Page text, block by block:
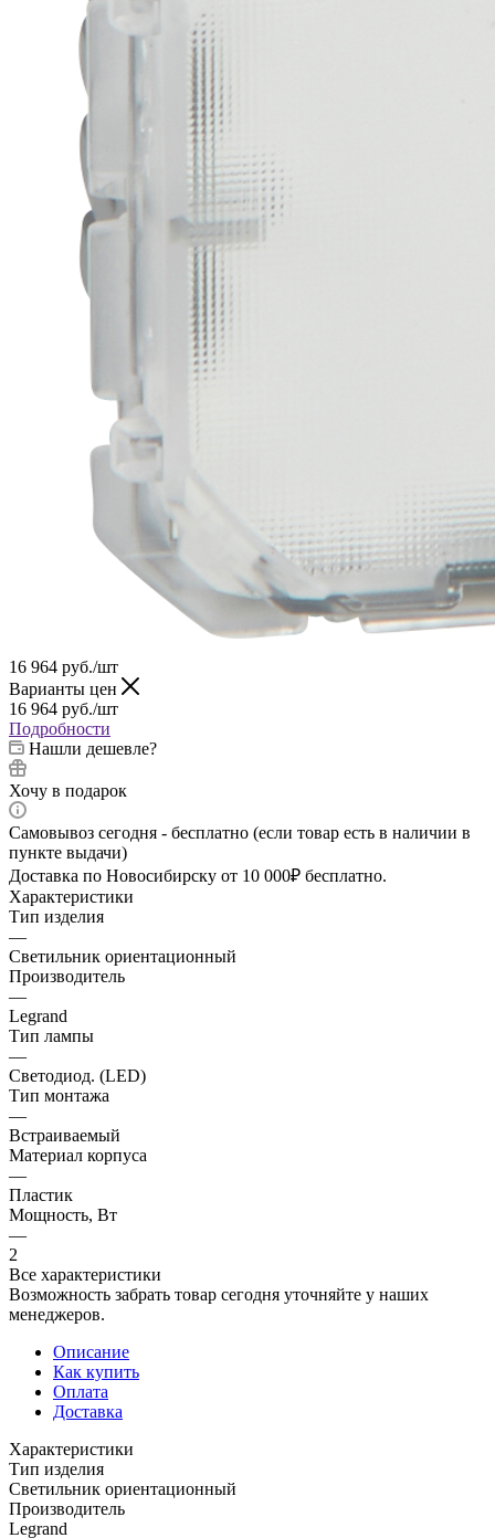
16 964 руб./шт
Варианты цен
16 964 руб./шт
Подробности
Нашли дешевле?
Хочу в подарок
Самовывоз сегодня - бесплатно (если товар есть в наличии в
пункте выдачи)
Доставка по Новосибирску от 10 000₽ бесплатно.
Характеристики
Тип изделия
—
Светильник ориентационный
Производитель
—
Legrand
Тип лампы
—
Светодиод. (LED)
Тип монтажа
—
Встраиваемый
Материал корпуса
—
Пластик
Мощность, Вт
—
2
Все характеристики
Возможность забрать товар сегодня уточняйте у наших
менеджеров.
Описание
Как купить
Оплата
Доставка
Характеристики
Тип изделия
Светильник ориентационный
Производитель
Legrand